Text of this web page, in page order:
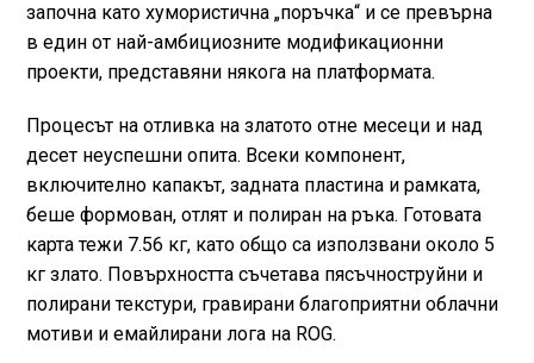
започна като хумористична „поръчка“ и се превърна
в един от най-амбициозните модификационни
проекти, представяни някога на платформата.
Процесът на отливка на златото отне месеци и над
десет неуспешни опита. Всеки компонент,
включително капакът, задната пластина и рамката,
беше формован, отлят и полиран на ръка. Готовата
карта тежи 7.56 кг, като общо са използвани около 5
кг злато. Повърхността съчетава пясъчноструйни и
полирани текстури, гравирани благоприятни облачни
мотиви и емайлирани лога на ROG.